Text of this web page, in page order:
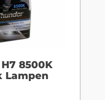
8500K
Lampen